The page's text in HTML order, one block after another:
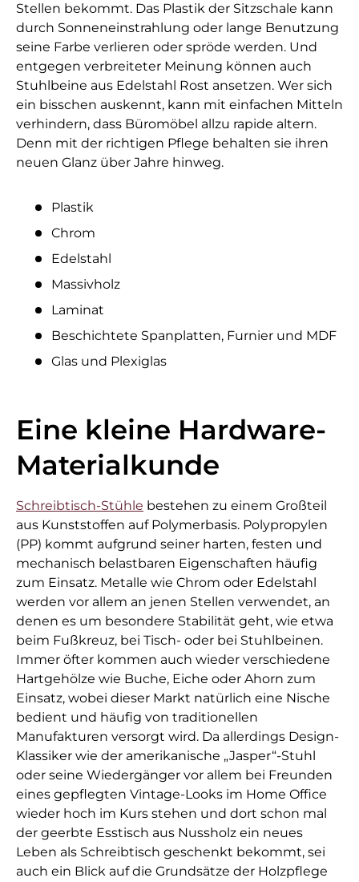
Stellen bekommt. Das Plastik der Sitzschale kann
durch Sonneneinstrahlung oder lange Benutzung
seine Farbe verlieren oder spröde werden. Und
entgegen verbreiteter Meinung können auch
Stuhlbeine aus Edelstahl Rost ansetzen. Wer sich
ein bisschen auskennt, kann mit einfachen Mitteln
verhindern, dass Büromöbel allzu rapide altern.
Denn mit der richtigen Pflege behalten sie ihren
neuen Glanz über Jahre hinweg.
Plastik
Chrom
Edelstahl
Massivholz
Laminat
Beschichtete Spanplatten, Furnier und MDF
Glas und Plexiglas
Eine kleine Hardware-
Materialkunde
Schreibtisch-Stühle bestehen zu einem Großteil
aus Kunststoffen auf Polymerbasis. Polypropylen
(PP) kommt aufgrund seiner harten, festen und
mechanisch belastbaren Eigenschaften häufig
zum Einsatz. Metalle wie Chrom oder Edelstahl
werden vor allem an jenen Stellen verwendet, an
denen es um besondere Stabilität geht, wie etwa
beim Fußkreuz, bei Tisch- oder bei Stuhlbeinen.
Immer öfter kommen auch wieder verschiedene
Hartgehölze wie Buche, Eiche oder Ahorn zum
Einsatz, wobei dieser Markt natürlich eine Nische
bedient und häufig von traditionellen
Manufakturen versorgt wird. Da allerdings Design-
Klassiker wie der amerikanische „Jasper“-Stuhl
oder seine Wiedergänger vor allem bei Freunden
eines gepflegten Vintage-Looks im Home Office
wieder hoch im Kurs stehen und dort schon mal
der geerbte Esstisch aus Nussholz ein neues
Leben als Schreibtisch geschenkt bekommt, sei
auch ein Blick auf die Grundsätze der Holzpflege